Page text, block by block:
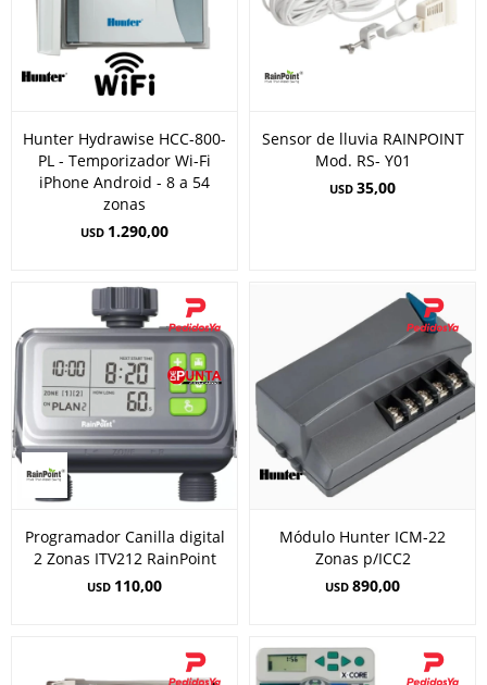
Hunter Hydrawise HCC-800-
PL - Temporizador Wi-Fi
iPhone Android - 8 a 54
zonas
USD 1.290,00
Sensor de lluvia RAINPOINT
Mod. RS- Y01
USD 35,00
Programador Canilla digital
2 Zonas ITV212 RainPoint
USD 110,00
Módulo Hunter ICM-22
Zonas p/ICC2
USD 890,00